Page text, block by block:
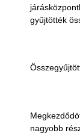
gyűjtötték
nagyobb